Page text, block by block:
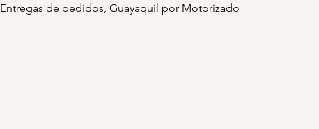
Entregas de pedidos, Guayaquil por Motorizado